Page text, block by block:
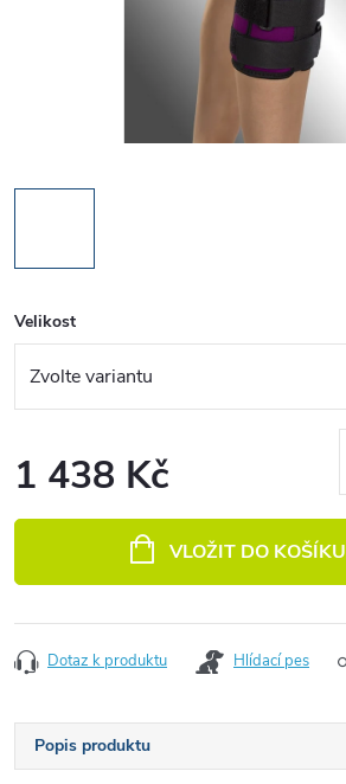
Velikost
1 438 Kč
VLOŽIT DO KOŠÍKU
Dotaz k produktu Hlídací pes
Popis produktu